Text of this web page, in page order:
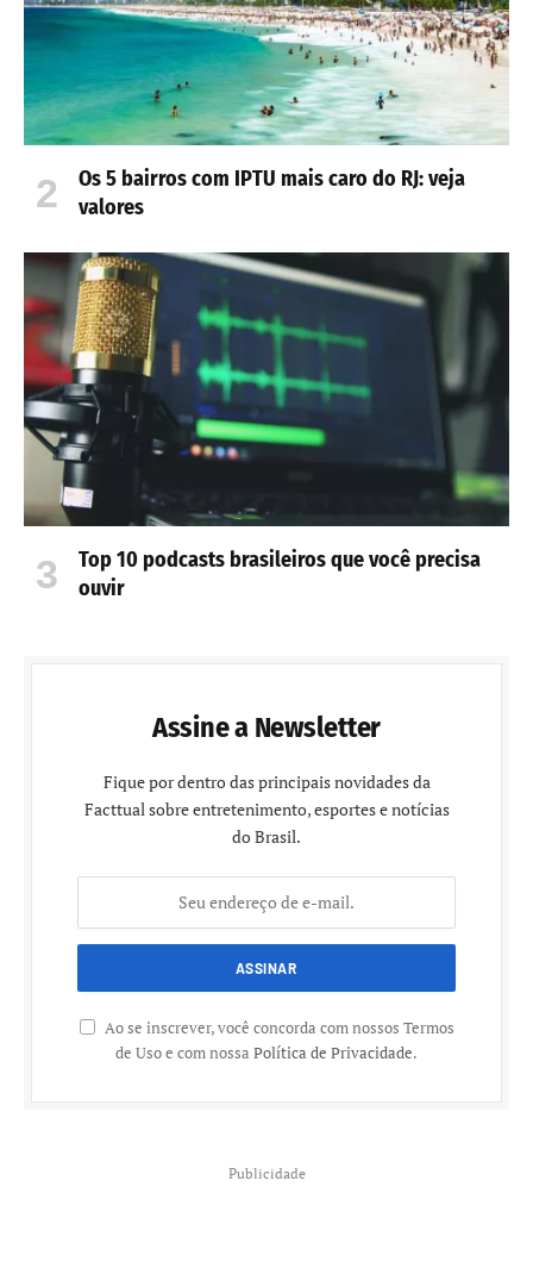
Os 5 bairros com IPTU mais caro do RJ: veja
valores
Top 10 podcasts brasileiros que você precisa
ouvir
Assine a Newsletter
Fique por dentro das principais novidades da
Facttual sobre entretenimento, esportes e notícias
do Brasil.
Ao se inscrever, você concorda com nossos Termos
de Uso e com nossa Política de Privacidade.
Publicidade